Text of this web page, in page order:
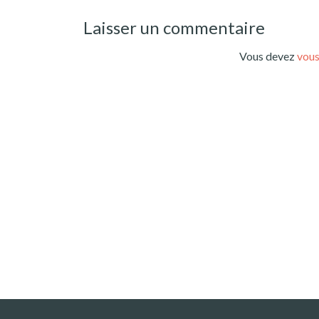
Laisser un commentaire
Vous devez